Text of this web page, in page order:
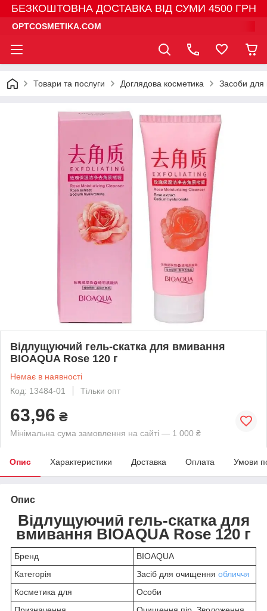
БЕЗКОШТОВНА ДОСТАВКА ВІД СУМИ 4500 ГРН
OPTCOSMETIKA.COM
Товари та послуги Доглядова косметика Засоби для
Відлущуючий гель-скатка для вмивання
BIOAQUA Rose 120 г
Немає в наявності
Код: 13484-01
Тільки опт
63,96 ₴
Мінімальна сума замовлення на сайті — 1 000 ₴
Опис Характеристики Доставка Оплата Умови
Опис
Відлущуючий гель-скатка для
вмивання BIOAQUA Rose 120 г
Бренд
BIOAQUA
Категорія
Засіб для очищення обличчя
Косметика для
Особи